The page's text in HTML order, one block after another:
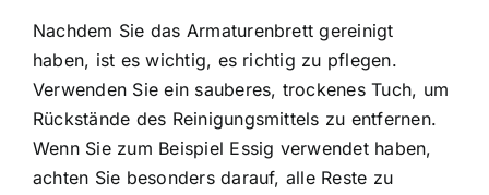
Nachdem Sie das Armaturenbrett gereinigt
haben, ist es wichtig, es richtig zu pflegen.
Verwenden Sie ein sauberes, trockenes Tuch, um
Rückstände des Reinigungsmittels zu entfernen.
Wenn Sie zum Beispiel Essig verwendet haben,
achten Sie besonders darauf, alle Reste zu